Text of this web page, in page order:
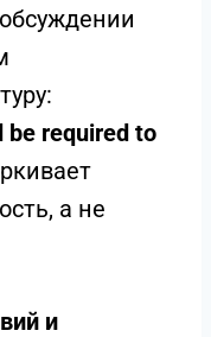
be required to
а не
и